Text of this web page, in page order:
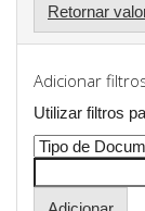
Retornar
Adicionar
Utilizar filtros